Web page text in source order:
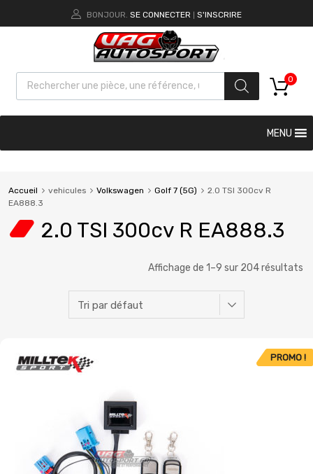
BONJOUR. SE CONNECTER S'INSCRIRE
0
MENU
Accueil vehicules Volkswagen Golf 7 (5G)
2.0 TSI 300cv R
EA888.3
2.0 TSI 300cv R EA888.3
Affichage de 1–9 sur 204 résultats
PROMO !